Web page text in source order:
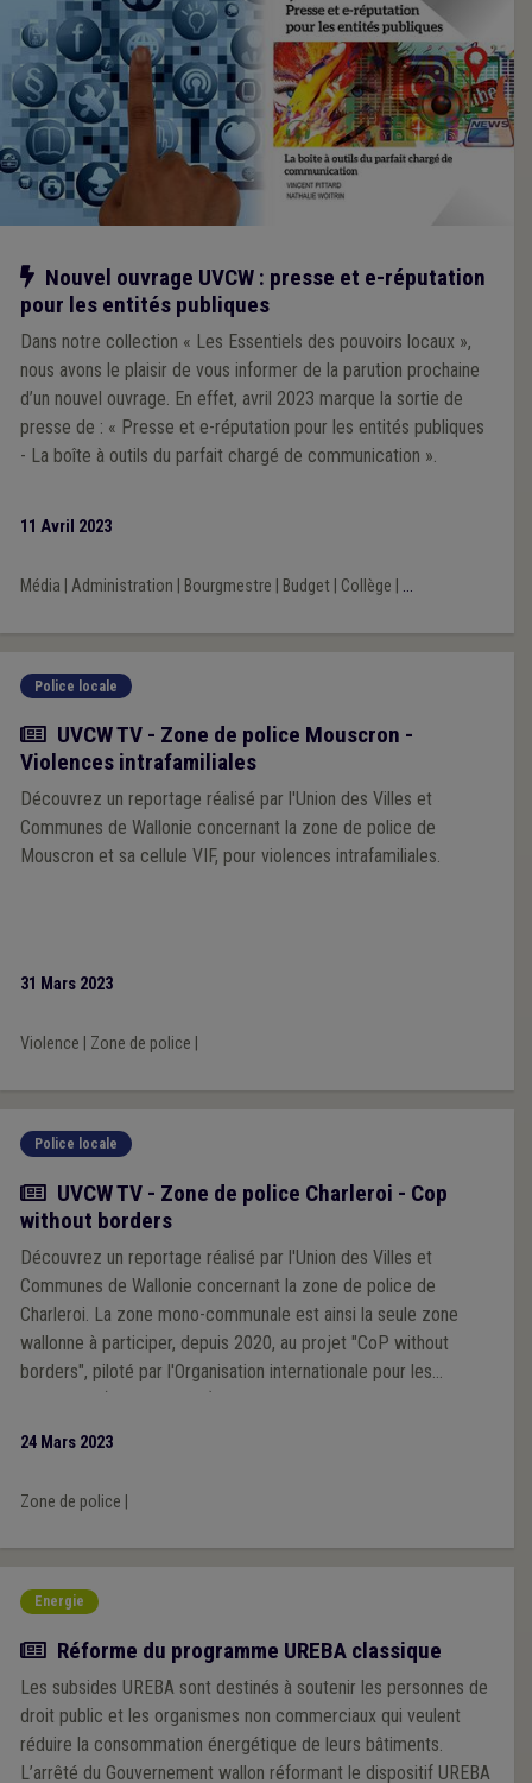
Notre action
Nouvel ouvrage UVCW : presse et e-réputation
pour les entités publiques
Dans notre collection « Les Essentiels des pouvoirs locaux »,
nous avons le plaisir de vous informer de la parution prochaine
d’un nouvel ouvrage. En effet, avril 2023 marque la sortie de
presse de : « Presse et e-réputation pour les entités publiques
- La boîte à outils du parfait chargé de communication ».
11 Avril 2023
Média Administration Bourgmestre Budget| Collège ...
Police locale
Actualité
UVCW TV - Zone de police Mouscron -
Violences intrafamiliales
Découvrez un reportage réalisé par l'Union des Villes et
Communes de Wallonie concernant la zone de police de
Mouscron et sa cellule VIF, pour violences intrafamiliales.
31 Mars 2023
Violence Zone de police
Police locale
Actualité
UVCW TV - Zone de police Charleroi - Cop
without borders
Découvrez un reportage réalisé par l'Union des Villes et
Communes de Wallonie concernant la zone de police de
Charleroi. La zone mono-communale est ainsi la seule zone
wallonne à participer, depuis 2020, au projet "CoP without
borders", piloté par l'Organisation internationale pour les
migrations (Nations Unies), qui tente de combattre la
24 Mars 2023
Zone de police
Energie
Actualité
Réforme du programme UREBA classique
Les subsides UREBA sont destinés à soutenir les personnes de
droit public et les organismes non commerciaux qui veulent
réduire la consommation énergétique de leurs bâtiments.
L’arrêté du Gouvernement wallon réformant le dispositif UREBA